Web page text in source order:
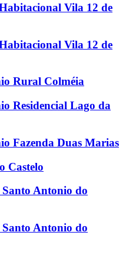
Vila 12 de
Vila 12 de
Rural Colméia
Residencial Lago da
Fazenda Duas Marias
Castelo
Santo Antonio do
Santo Antonio do